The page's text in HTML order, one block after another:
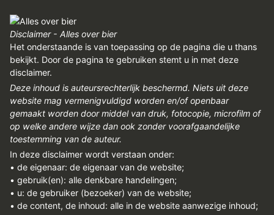
Disclaimer - Alles over bier
Het onderstaande is van toepassing op de pagina die u thans
bekijkt. Door de pagina te gebruiken stemt u in met deze
disclaimer.
Deze inhoud is auteursrechterlijk beschermd. Niets uit deze
website mag vermenigvuldigd worden en/of openbaar
gemaakt worden door middel van druk, fotocopie, microfilm of
op welke andere wijze dan ook zonder voorafgaandelijke
toestemming van de auteur.
In deze disclaimer wordt verstaan onder:
• de eigenaar: de eigenaar van de website;
• gebruik(en): alle denkbare handelingen;
• u: de gebruiker (bezoeker) van de website;
• de content, de inhoud: alle in de website aanwezige inhoud;